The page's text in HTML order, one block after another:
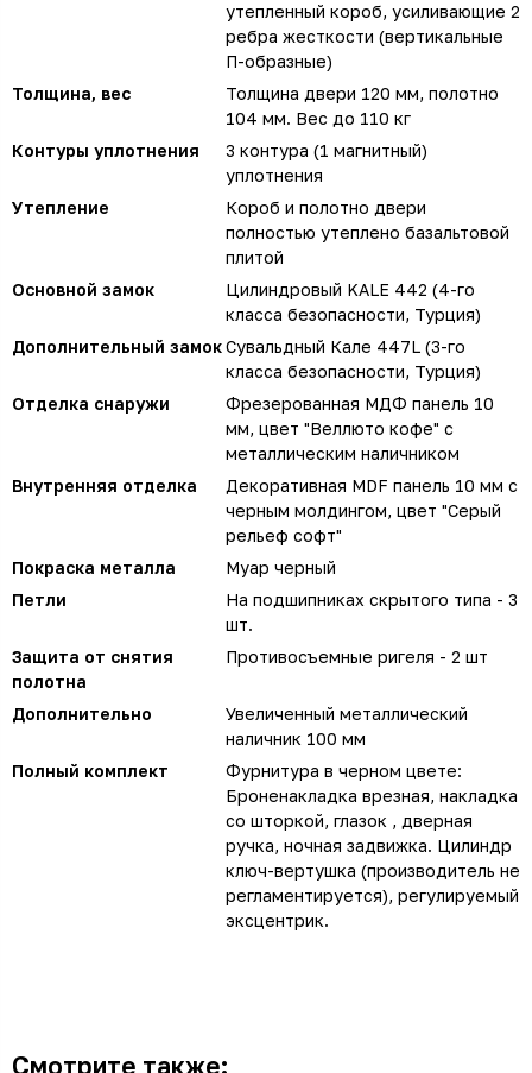
утепленный короб, усиливающие 2
ребра жесткости (вертикальные
П-образные)
Толщина, вес
Толщина двери 120 мм, полотно
104 мм. Вес до 110 кг
Контуры уплотнения
3 контура (1 магнитный)
уплотнения
Утепление
Короб и полотно двери
полностью утеплено базальтовой
плитой
Основной замок
Цилиндровый KALE 442 (4-го
класса безопасности, Турция)
Дополнительный замокСувальдный Кале 447L (3-го
класса безопасности, Турция)
Отделка снаружи
Фрезерованная МДФ панель 10
мм, цвет "Веллюто кофе" с
металлическим наличником
Внутренняя отделка
Декоративная MDF панель 10 мм с
черным молдингом, цвет "Серый
рельеф софт"
Покраска металла
Муар черный
Петли
На подшипниках скрытого типа - 3
шт.
Защита от снятия
полотна
Противосъемные ригеля - 2 шт
Дополнительно
Увеличенный металлический
наличник 100 мм
Полный комплект
Фурнитура в черном цвете:
Броненакладка врезная, накладка
со шторкой, глазок , дверная
ручка, ночная задвижка. Цилиндр
ключ-вертушка (производитель не
регламентируется), регулируемый
эксцентрик.
Смотрите также: